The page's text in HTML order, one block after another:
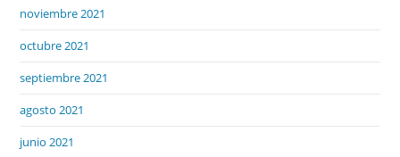
noviembre 2021
octubre 2021
septiembre 2021
agosto 2021
junio 2021